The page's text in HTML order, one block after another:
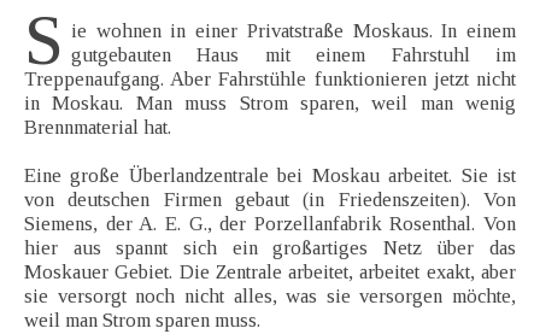
S ie wohnen in einer Privatstraße Moskaus. In einem
gutgebauten Haus mit einem Fahrstuhl im
Treppenaufgang. Aber Fahrstühle funktionieren jetzt nicht
in Moskau. Man muss Strom sparen, weil man wenig
Brennmaterial hat.
Eine große Überlandzentrale bei Moskau arbeitet. Sie ist
von deutschen Firmen gebaut (in Friedenszeiten). Von
Siemens, der A. E. G., der Porzellanfabrik Rosenthal. Von
hier aus spannt sich ein großartiges Netz über das
Moskauer Gebiet. Die Zentrale arbeitet, arbeitet exakt, aber
sie versorgt noch nicht alles, was sie versorgen möchte,
weil man Strom sparen muss.